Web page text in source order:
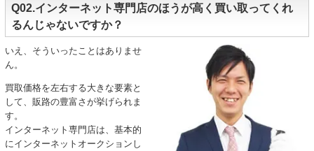
Q02.インターネット専門店のほうが高く買い取ってくれ
るんじゃないですか？
いえ、そういったことはありませ
ん。
買取価格を左右する大きな要素と
して、販路の豊富さが挙げられま
す。
インターネット専門店は、基本的
にインターネットオークションし